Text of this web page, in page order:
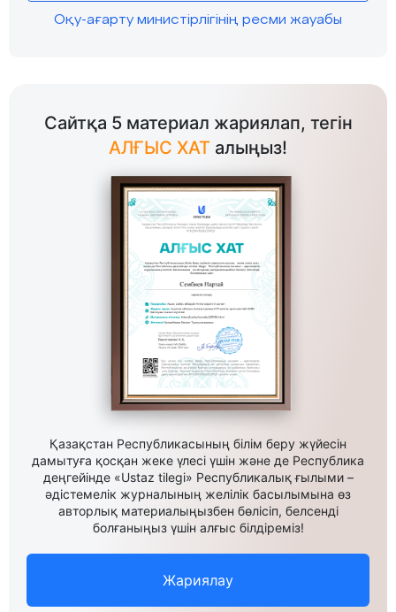
Оқу-ағарту министірлігінің ресми жауабы
Сайтқа 5 материал жариялап, тегін
АЛҒЫС ХАТ алыңыз!
Қазақстан Республикасының білім беру жүйесін
дамытуға қосқан жеке үлесі үшін және де Республика
деңгейінде «Ustaz tilegi» Республикалық ғылыми –
әдістемелік журналының желілік басылымына өз
авторлық материалыңызбен бөлісіп, белсенді
болғаныңыз үшін алғыс білдіреміз!
Жариялау